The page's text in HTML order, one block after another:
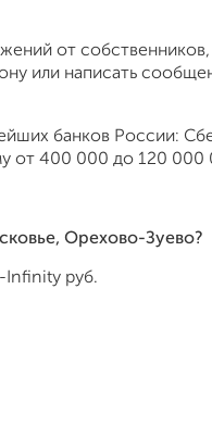
от
или написать
банков России:
от 400 000 до 120 000
Орехово-Зуево?
-Infinity руб.